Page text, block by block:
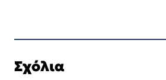
Σχόλια